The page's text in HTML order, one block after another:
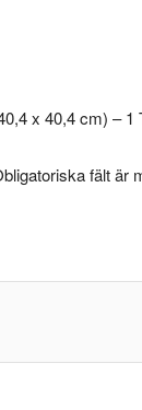
x 40,4 cm) – 1
fält är